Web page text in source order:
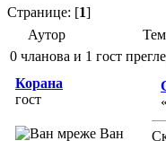
Странице: [1]
Аутор
0 чланова и 1 гост
Корана
гост
Ван
«